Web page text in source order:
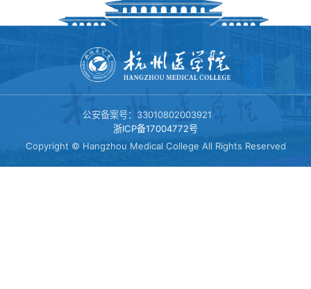
办学宗旨
教学基地
科研动态
科研成果
学生工作
团学动态
社团文化
招生就业
公安备案号：33010802003921
浙ICP备17004772号
Copyright © Hangzhou Medical College All Rights Reserved